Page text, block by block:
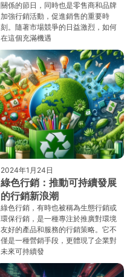
關係的節日，同時也是零售商和品牌
加強行銷活動，促進銷售的重要時
刻。隨著市場競爭的日益激烈，如何
在這個充滿機遇
2024年1月24日
綠色行銷：推動可持續發展
的行銷新浪潮
綠色行銷，有時也被稱為生態行銷或
環保行銷，是一種專注於推廣對環境
友好的產品和服務的行銷策略。它不
僅是一種營銷手段，更體現了企業對
未來可持續發